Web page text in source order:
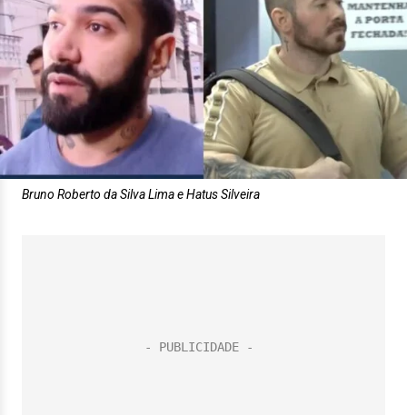
Bruno Roberto da Silva Lima e Hatus Silveira